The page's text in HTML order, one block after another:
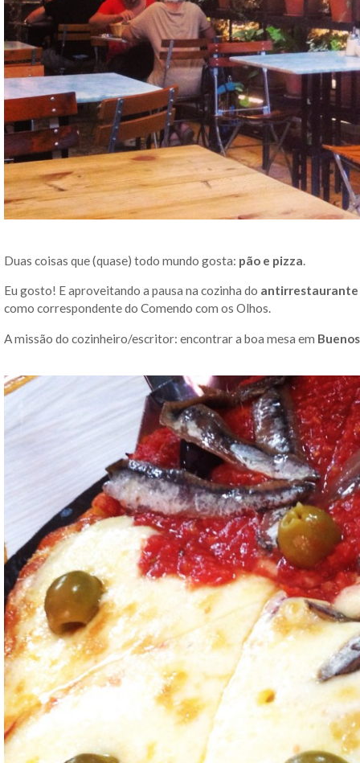
Duas coisas que (quase) todo mundo gosta: pão e pizza.
Eu gosto! E aproveitando a pausa na cozinha do antirrestaurante
como correspondente do Comendo com os Olhos.
A missão do cozinheiro/escritor: encontrar a boa mesa em